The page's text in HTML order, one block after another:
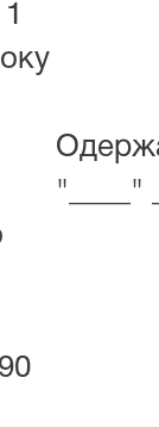
"____"